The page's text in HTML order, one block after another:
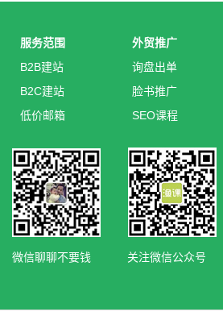
服务范围
B2B建站
B2C建站
低价邮箱
外贸推广
询盘出单
脸书推广
SEO课程
微信聊聊不要钱 关注微信公众号